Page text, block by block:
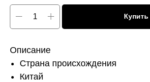
Купить
Описание
Страна происхождения
Китай